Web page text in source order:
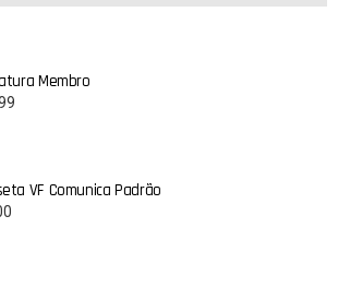
Membro
VF Comunica Padrão